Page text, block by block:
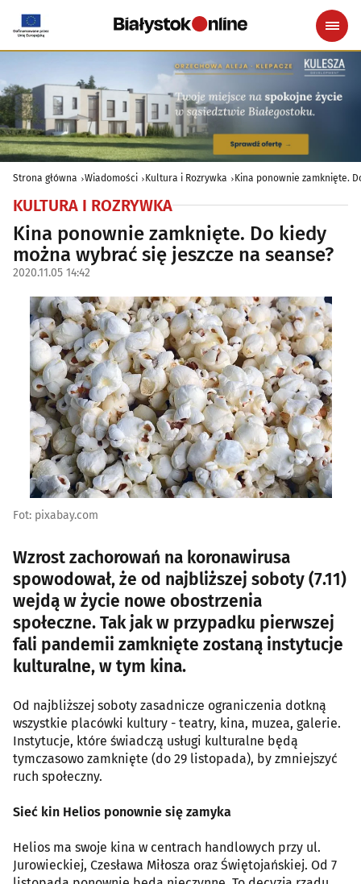
Strona główna Wiadomości Kultura i Rozrywka Kina ponownie zamknięte.
KULTURA I ROZRYWKA
Kina ponownie zamknięte. Do kiedy
można wybrać się jeszcze na seanse?
2020.11.05 14:42
Fot: pixabay.com
Wzrost zachorowań na koronawirusa
spowodował, że od najbliższej soboty (7.11)
wejdą w życie nowe obostrzenia
społeczne. Tak jak w przypadku pierwszej
fali pandemii zamknięte zostaną instytucje
kulturalne, w tym kina.
Od najbliższej soboty zasadnicze ograniczenia dotkną
wszystkie placówki kultury - teatry, kina, muzea, galerie.
Instytucje, które świadczą usługi kulturalne będą
tymczasowo zamknięte (do 29 listopada), by zmniejszyć
ruch społeczny.
Sieć kin Helios ponownie się zamyka
Helios ma swoje kina w centrach handlowych przy ul.
Jurowieckiej, Czesława Miłosza oraz Świętojańskiej. Od 7